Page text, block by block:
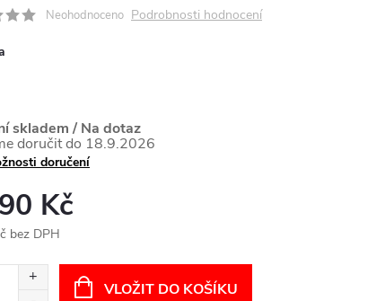
Neohodnoceno Podrobnosti hodnocení
skladem / Na dotaz
18.9.2026
doručení
Kč
bez DPH
VLOŽIT DO KOŠÍKU